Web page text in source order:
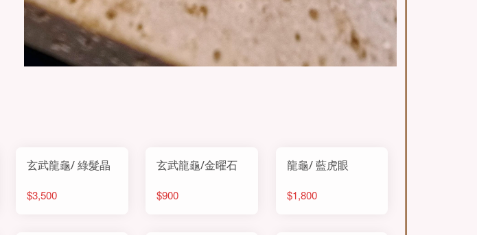
玄武龍龜/ 綠髮晶
$3,500
玄武龍龜/金曜石
$900
龍龜/ 藍虎眼
$1,800